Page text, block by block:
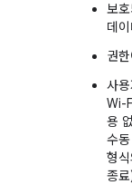
보
데
권
사
Wi-
용
수
형
종